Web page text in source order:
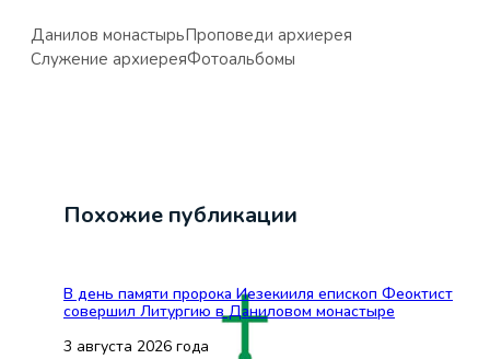
Данилов монастырьПроповеди архиерея
Служение архиереяФотоальбомы
Похожие публикации
В день памяти пророка Иезекииля епископ Феоктист
совершил Литургию в Даниловом монастыре
3 августа 2026 года